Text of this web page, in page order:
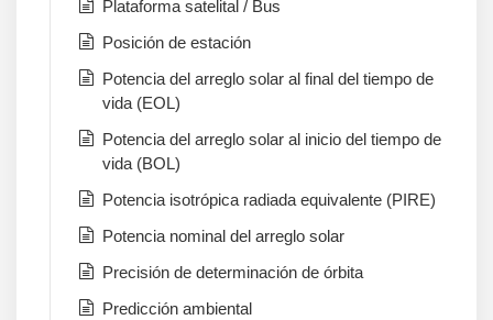
Plataforma satelital / Bus
Posición de estación
Potencia del arreglo solar al final del tiempo de
vida (EOL)
Potencia del arreglo solar al inicio del tiempo de
vida (BOL)
Potencia isotrópica radiada equivalente (PIRE)
Potencia nominal del arreglo solar
Precisión de determinación de órbita
Predicción ambiental